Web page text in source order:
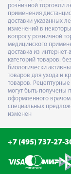
розничной торговли
применения
доставки указанных
изменений в
вопросу розничной
медицинского
доставка из
категорий товаров:
биологически
товаров для ухода и
товаров.
могут быть получены
оформленного
специальных
изменен
+7 (495) 737-27-